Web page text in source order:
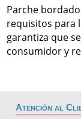
Parche
requisitos para
garantiza que
consumidor y
Atención al